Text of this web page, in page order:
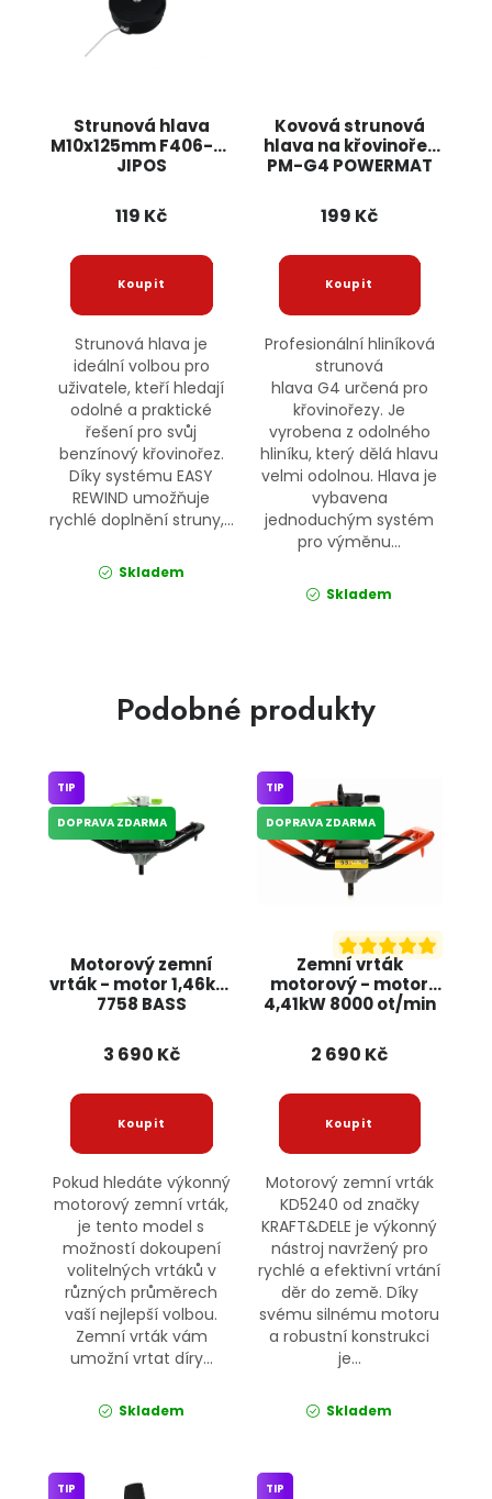
Strunová hlava
M10x125mm F406-72
JIPOS
119 Kč
Strunová hlava je
ideální volbou pro
uživatele, kteří hledají
odolné a praktické
řešení pro svůj
benzínový křovinořez.
Díky systému EASY
REWIND umožňuje
rychlé doplnění struny,...
Skladem
Kovová strunová
hlava na křovinořez
PM-G4 POWERMAT
199 Kč
Profesionální hliníková
strunová
hlava G4 určená pro
křovinořezy. Je
vyrobena z odolného
hliníku, který dělá hlavu
velmi odolnou. Hlava je
vybavena
jednoduchým systém
pro výměnu...
Skladem
Podobné produkty
Motorový zemní
vrták - motor 1,46kW
7758 BASS
TIP
DOPRAVA ZDARMA
3 690 Kč
Pokud hledáte výkonný
motorový zemní vrták,
je tento model s
možností dokoupení
volitelných vrtáků v
různých průměrech
vaší nejlepší volbou.
Zemní vrták vám
umožní vrtat díry...
Skladem
Zemní vrták
motorový - motor
4,41kW 8000 ot/min
TIP
DOPRAVA ZDARMA
2 690 Kč
Motorový zemní vrták
KD5240 od značky
KRAFT&DELE je výkonný
nástroj navržený pro
rychlé a efektivní vrtání
děr do země. Díky
svému silnému motoru
a robustní konstrukci
je...
Skladem
TIP TIP